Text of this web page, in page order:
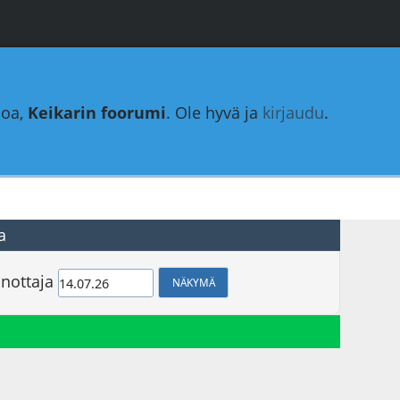
Keikarin foorumi. Ole hyvä ja kirjaudu.